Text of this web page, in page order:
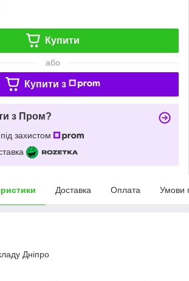
Купити
або
Купити з
з Пром?
захистом
Доставка Оплата Умови
Дніпро